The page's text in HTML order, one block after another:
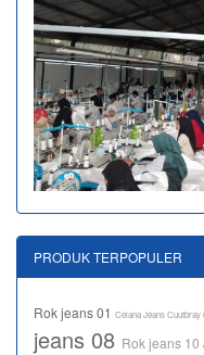
PRODUK TERPOPULER
Rok jeans 01 Celana Jeans Cuutbray
jeans 08 Rok jeans 10